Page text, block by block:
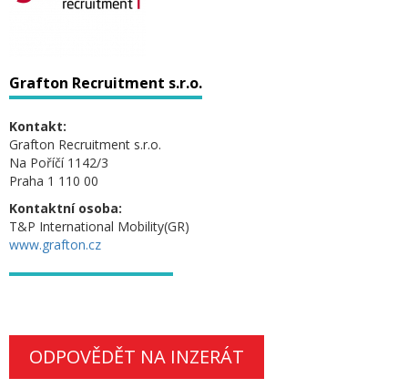
Grafton Recruitment s.r.o.
Kontakt:
Grafton Recruitment s.r.o.
Na Poříčí 1142/3
Praha 1 110 00
Kontaktní osoba:
T&P International Mobility(GR)
www.grafton.cz
ODPOVĚDĚT NA INZERÁT